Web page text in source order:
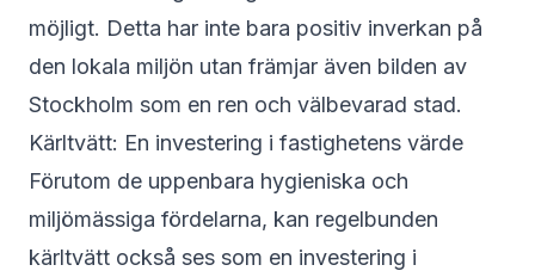
möjligt. Detta har inte bara positiv inverkan på
den lokala miljön utan främjar även bilden av
Stockholm som en ren och välbevarad stad.
Kärltvätt: En investering i fastighetens värde
Förutom de uppenbara hygieniska och
miljömässiga fördelarna, kan regelbunden
kärltvätt också ses som en investering i